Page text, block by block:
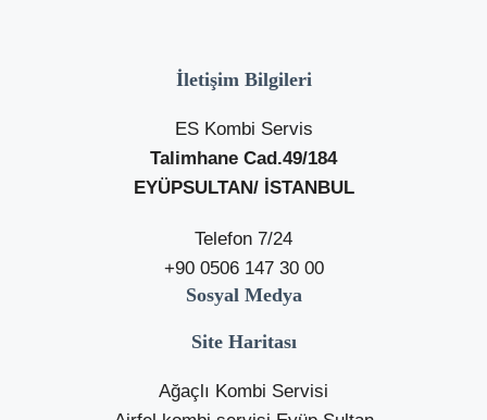
İletişim Bilgileri
ES Kombi Servis
Talimhane Cad.49/184
EYÜPSULTAN/ İSTANBUL
Telefon 7/24
+90 0506 147 30 00
Sosyal Medya
Site Haritası
Ağaçlı Kombi Servisi